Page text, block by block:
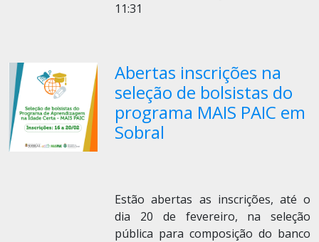
11:31
Abertas inscrições na
seleção de bolsistas do
programa MAIS PAIC em
Sobral
Estão abertas as inscrições, até o
dia 20 de fevereiro, na seleção
pública para composição do banco